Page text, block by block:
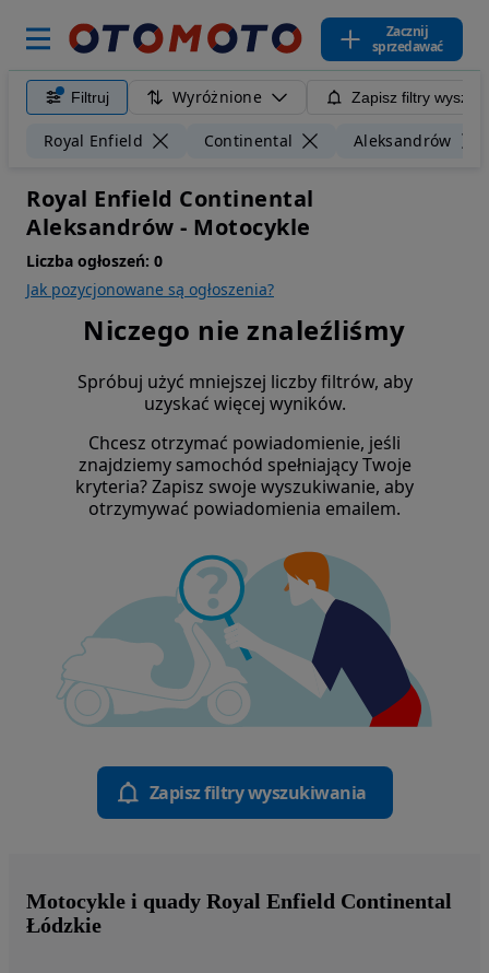
Zacznij
sprzedawać
Filtruj Wyróżnione Zapisz filtry
Royal Enfield Continental Aleksandrów
Royal Enfield Continental
Aleksandrów - Motocykle
Liczba ogłoszeń: 0
Jak pozycjonowane są ogłoszenia?
Niczego nie znaleźliśmy
Spróbuj użyć mniejszej liczby filtrów, aby
uzyskać więcej wyników.
Chcesz otrzymać powiadomienie, jeśli
znajdziemy samochód spełniający Twoje
kryteria? Zapisz swoje wyszukiwanie, aby
otrzymywać powiadomienia emailem.
Zapisz filtry wyszukiwania
Motocykle i quady Royal Enfield Continental
Łódzkie